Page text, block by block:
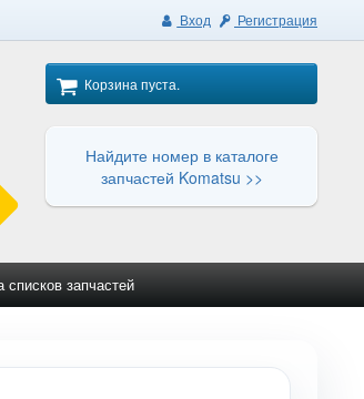
Вход Регистрация
Корзина пуста.
Найдите номер в каталоге
запчастей Komatsu >>
списков запчастей